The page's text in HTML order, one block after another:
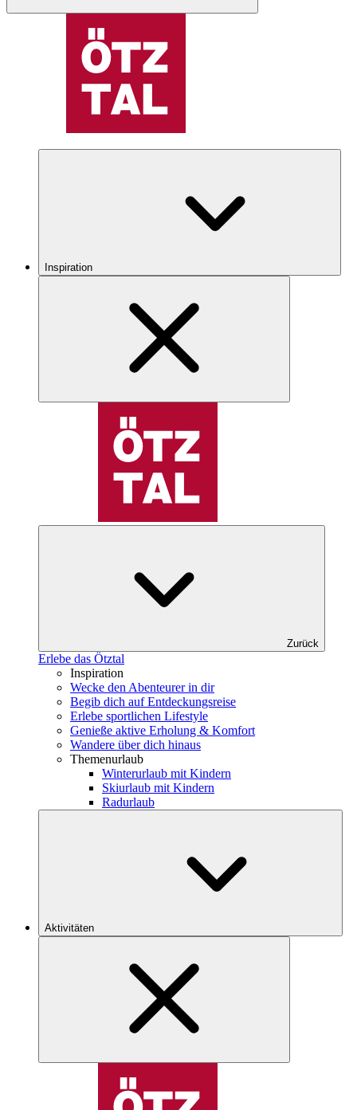
Inspiration
Zurück
Erlebe das Ötztal
Inspiration
Wecke den Abenteurer in dir
Begib dich auf Entdeckungsreise
Erlebe sportlichen Lifestyle
Genieße aktive Erholung & Komfort
Wandere über dich hinaus
Themenurlaub
Winterurlaub mit Kindern
Skiurlaub mit Kindern
Radurlaub
Aktivitäten